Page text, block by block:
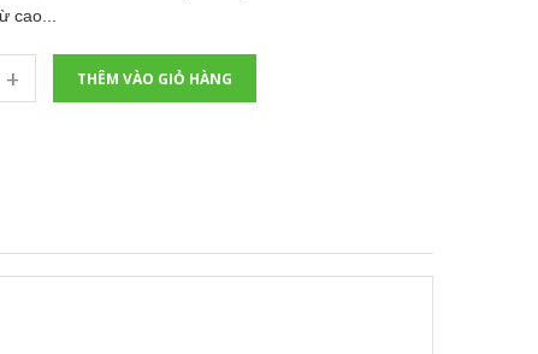
cao...
+ THÊM VÀO GIỎ HÀNG